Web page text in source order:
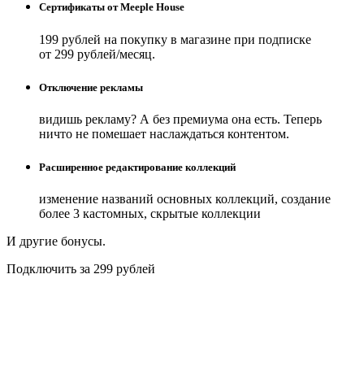
Сертификаты от Meeple House
199 рублей на покупку в магазине при подписке
от 299 рублей/месяц.
Отключение рекламы
видишь рекламу? А без премиума она есть. Теперь
ничто не помешает наслаждаться контентом.
Расширенное редактирование коллекций
изменение названий основных коллекций, создание
более 3 кастомных, скрытые коллекции
И другие бонусы.
Подключить за 299 рублей